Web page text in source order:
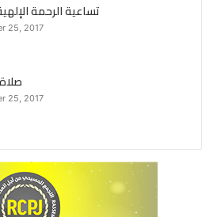
تساعية الرحمة
25, 2017
25, 2017